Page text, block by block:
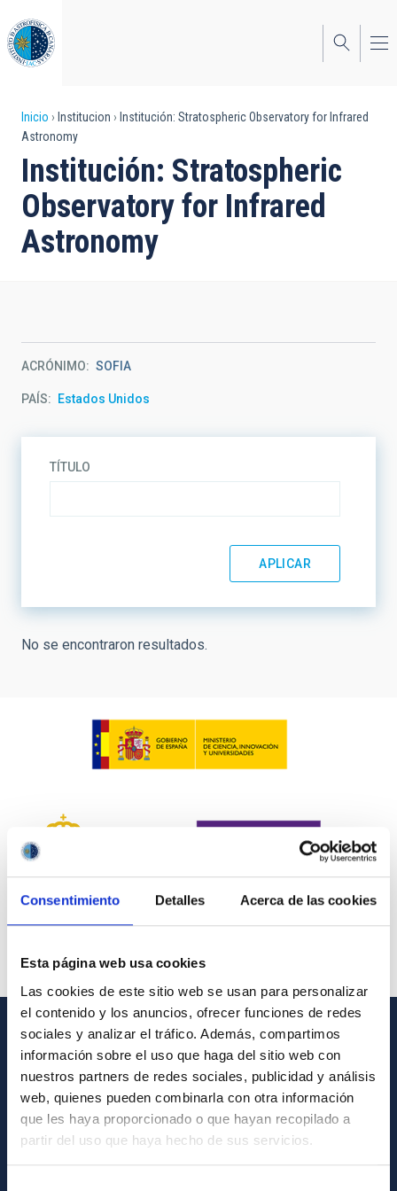
Consentimiento Detalles Acerca de las cookies
Esta página web usa cookies
Las cookies de este sitio web se usan para personalizar
el contenido y los anuncios, ofrecer funciones de redes
sociales y analizar el tráfico. Además, compartimos
información sobre el uso que haga del sitio web con
nuestros partners de redes sociales, publicidad y análisis
web, quienes pueden combinarla con otra información
que les haya proporcionado o que hayan recopilado a
partir del uso que haya hecho de sus servicios.
al
contenido
principal
Sobrescribir
enlaces
de
ayuda
a
Inicio Institucion
Institución: Stratospheric Observatory for Infrared
Astronomy
Institución: Stratospheric
Observatory for Infrared
Astronomy
ACRÓNIMO SOFIA
PAÍS Estados Unidos
TÍTULO
No se encontraron resultados.
INFORMACIÓN GENERAL
Contacto
Cómo llegar al IAC
Directorio de personal